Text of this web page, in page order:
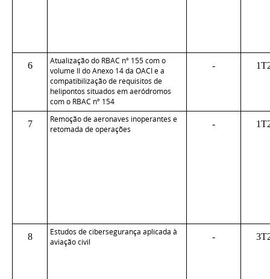
6
Atualização do RBAC nº 155 com o
volume II do Anexo 14 da OACI e a
compatibilização de requisitos de
helipontos situados em aeródromos
com o RBAC nº 154
-
7
Remoção de aeronaves inoperantes e
retomada de operações
-
8
Estudos de cibersegurança aplicada à
aviação civil
-